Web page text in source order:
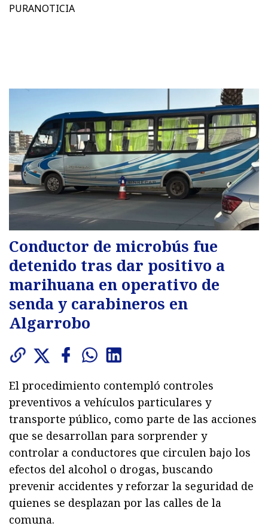
PURANOTICIA
Conductor de microbús fue
detenido tras dar positivo a
marihuana en operativo de
senda y carabineros en
Algarrobo
El procedimiento contempló controles
preventivos a vehículos particulares y
transporte público, como parte de las acciones
que se desarrollan para sorprender y
controlar a conductores que circulen bajo los
efectos del alcohol o drogas, buscando
prevenir accidentes y reforzar la seguridad de
quienes se desplazan por las calles de la
comuna.